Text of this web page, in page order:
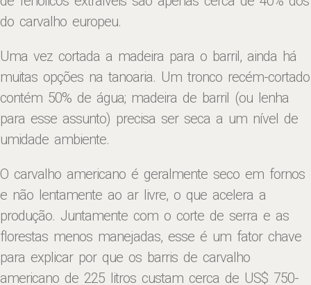
do carvalho europeu.
Uma vez cortada a madeira para o barril, ainda há
muitas opções na tanoaria. Um tronco recém-cortado
contém 50% de água; madeira de barril (ou lenha
para esse assunto) precisa ser seca a um nível de
umidade ambiente.
O carvalho americano é geralmente seco em fornos
e não lentamente ao ar livre, o que acelera a
produção. Juntamente com o corte de serra e as
florestas menos manejadas, esse é um fator chave
para explicar por que os barris de carvalho
americano de 225 litros custam cerca de US$ 750-